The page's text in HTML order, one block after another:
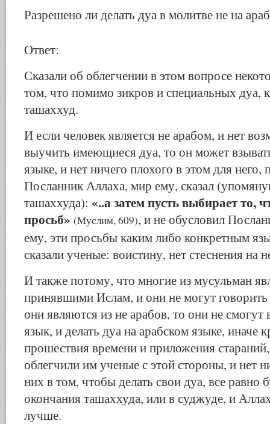
Разрешено ли делать дуа в молитве не на
Ответ:
Сказали об облегчении в этом вопросе
том, что помимо зикров и специальных дуа,
ташаххуд.
И если человек является не арабом, и нет
выучить имеющиеся дуа, то он может
языке, и нет ничего плохого в этом для него,
Посланник Аллаха, мир ему, сказал
ташаххуда): «..а затем пусть выбирает то,
просьб» (Муслим, 609), и не обусловил
ему, эти просьбы каким либо конкретным
сказали ученые: воистину, нет стеснения на
И также потому, что многие из мусульман
принявшими Ислам, и они не могут
они являются из не арабов, то они не смогут
язык, и делать дуа на арабском языке, иначе
прошествия времени и приложения
облегчили им ученые с этой стороны, и нет
них в том, чтобы делать свои дуа, все равно
окончания ташаххуда, или в суджуде, и
лучше.